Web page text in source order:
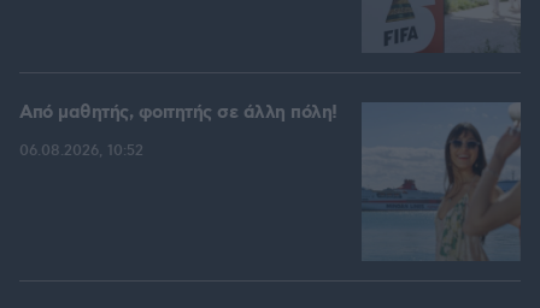
Από μαθητής, φοιτητής σε άλλη πόλη!
06.08.2026, 10:52